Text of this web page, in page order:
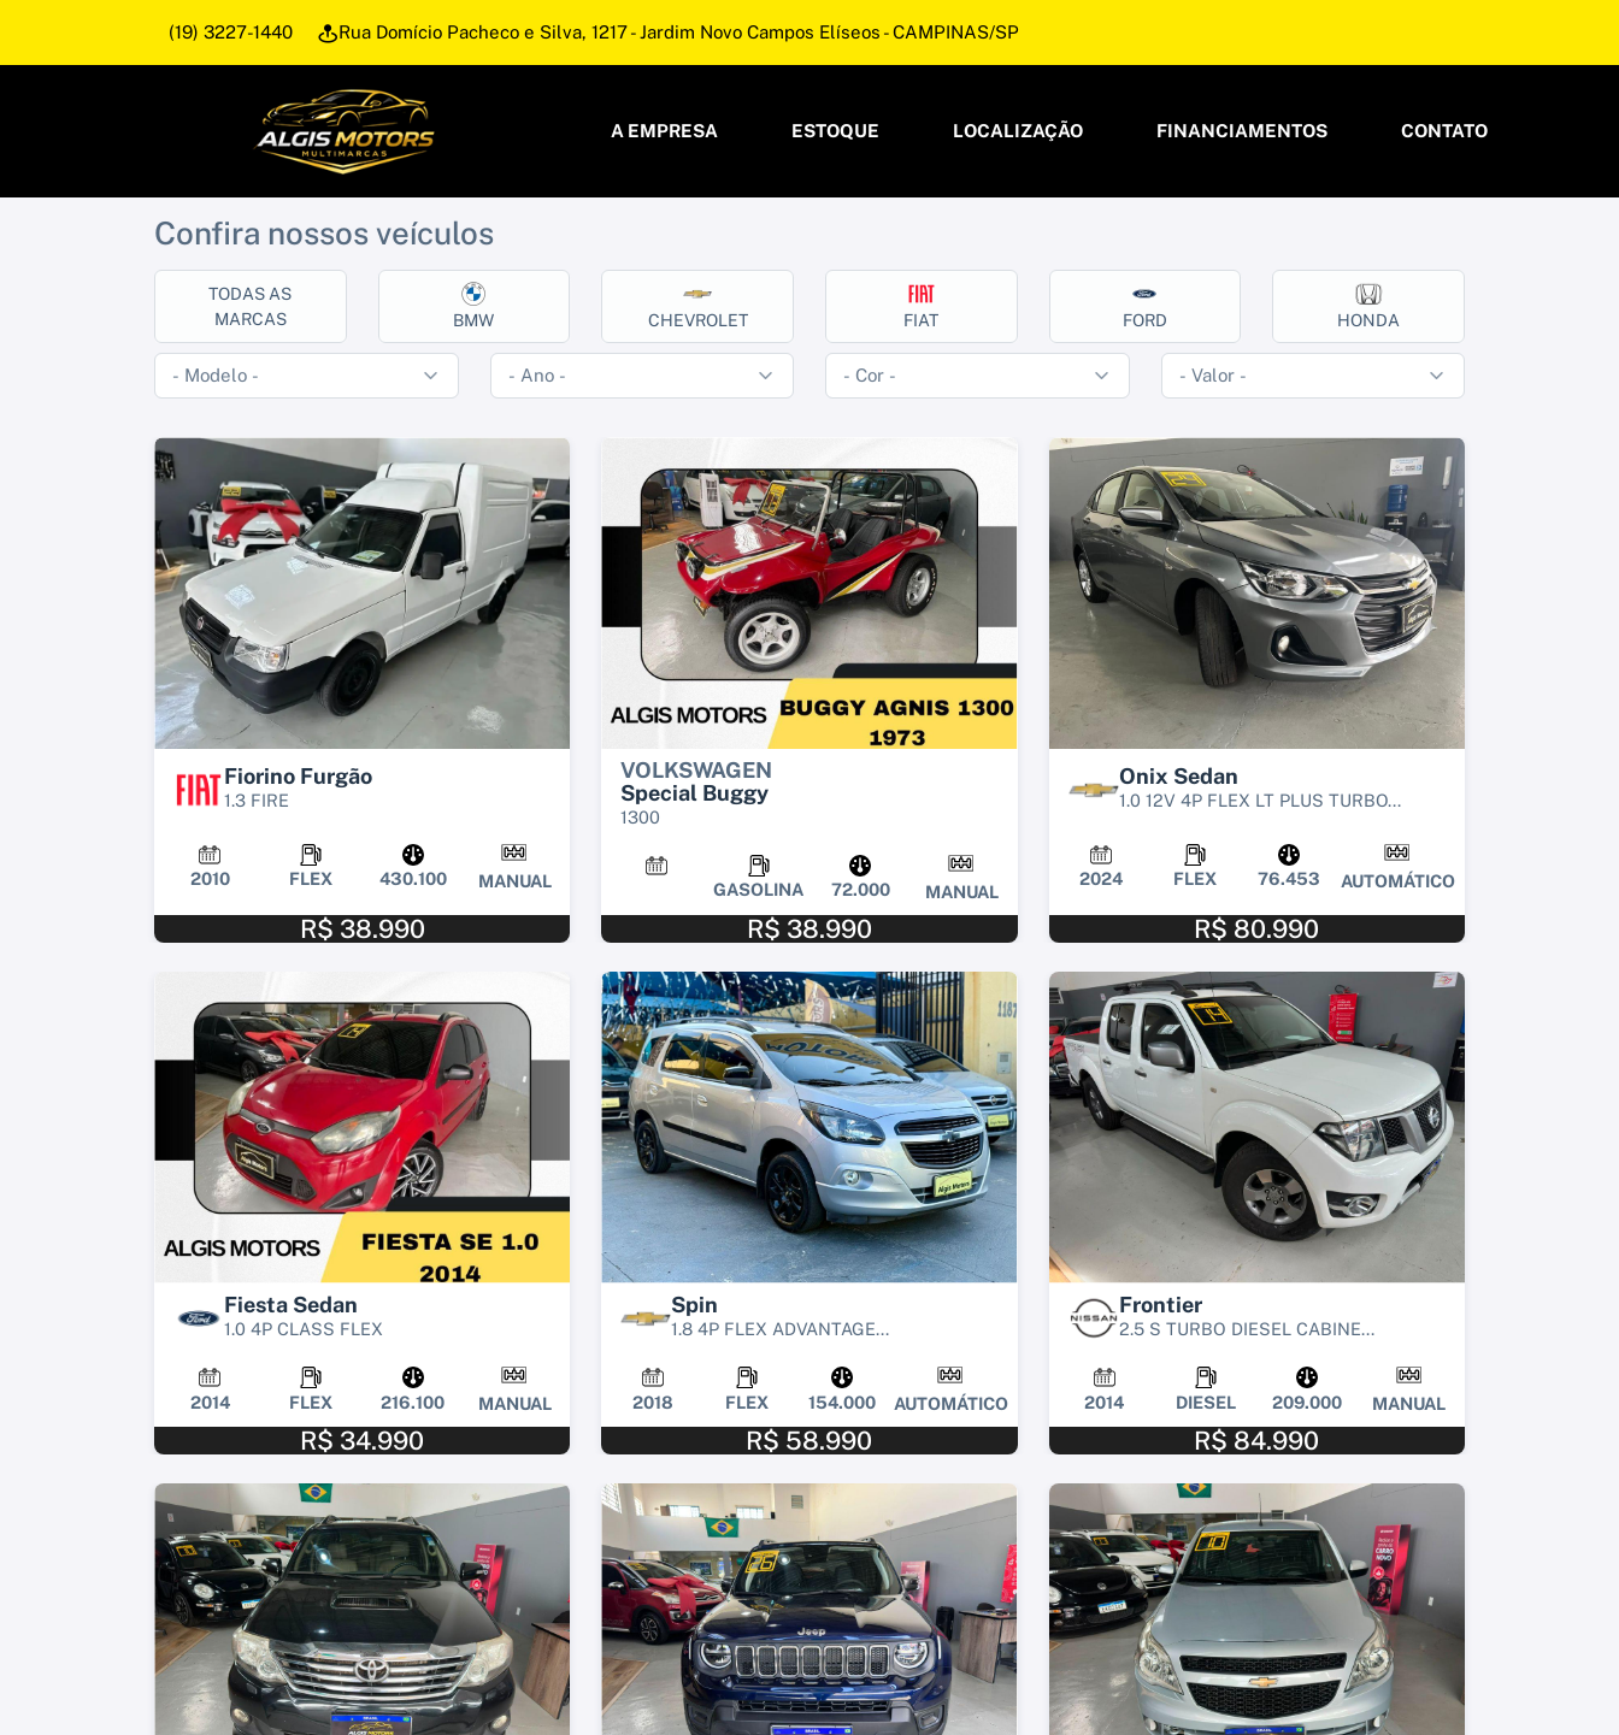
(19) 3227-1440 Rua Domício Pacheco e Silva, 1217 - Jardim Novo Campos Elíseos - CAMPINAS/SP
A EMPRESA ESTOQUE LOCALIZAÇÃO FINANCIAMENTOS CONTATO
Confira nossos veículos
TODAS AS
MARCAS
BMW CHEVROLET FIAT FORD HONDA
Fiorino Furgão
1.3 FIRE
2010 FLEX 430.100 MANUAL
R$ 38.990
VOLKSWAGEN
Special Buggy
1300
GASOLINA 72.000 MANUAL
R$ 38.990
Onix Sedan
1.0 12V 4P FLEX LT PLUS TURBO...
2024 FLEX 76.453 AUTOMÁTICO
R$ 80.990
Fiesta Sedan
1.0 4P CLASS FLEX
2014 FLEX 216.100 MANUAL
R$ 34.990
Spin
1.8 4P FLEX ADVANTAGE...
2018 FLEX 154.000 AUTOMÁTICO
R$ 58.990
Frontier
2.5 S TURBO DIESEL CABINE...
2014 DIESEL 209.000 MANUAL
R$ 84.990